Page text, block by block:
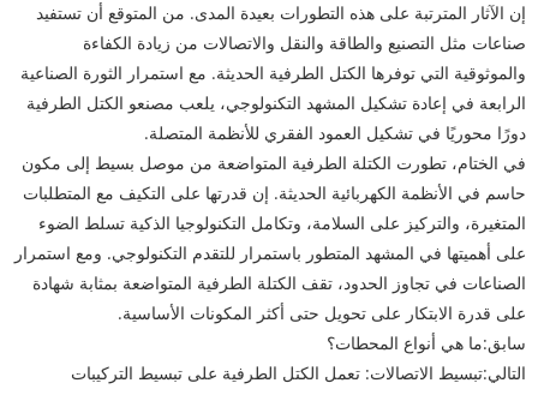
إن الآثار المترتبة على هذه التطورات بعيدة المدى. من المتوقع أن تستفيد
صناعات مثل التصنيع والطاقة والنقل والاتصالات من زيادة الكفاءة
والموثوقية التي توفرها الكتل الطرفية الحديثة. مع استمرار الثورة الصناعية
الرابعة في إعادة تشكيل المشهد التكنولوجي، يلعب مصنعو الكتل الطرفية
دورًا محوريًا في تشكيل العمود الفقري للأنظمة المتصلة.
في الختام، تطورت الكتلة الطرفية المتواضعة من موصل بسيط إلى مكون
حاسم في الأنظمة الكهربائية الحديثة. إن قدرتها على التكيف مع المتطلبات
المتغيرة، والتركيز على السلامة، وتكامل التكنولوجيا الذكية تسلط الضوء
على أهميتها في المشهد المتطور باستمرار للتقدم التكنولوجي. ومع استمرار
الصناعات في تجاوز الحدود، تقف الكتلة الطرفية المتواضعة بمثابة شهادة
على قدرة الابتكار على تحويل حتى أكثر المكونات الأساسية.
سابق:ما هي أنواع المحطات؟
التالي:تبسيط الاتصالات: تعمل الكتل الطرفية على تبسيط التركيبات